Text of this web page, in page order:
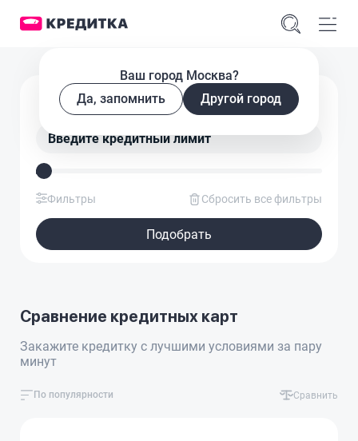
Ваш город Москва?
Да, запомнить
Другой город
Подобрать кредитную карту
Введите кредитный лимит
Фильтры Сбросить все фильтры
Подобрать
Сравнение кредитных карт
Закажите кредитку с лучшими условиями за пару
минут
По популярности Сравнить